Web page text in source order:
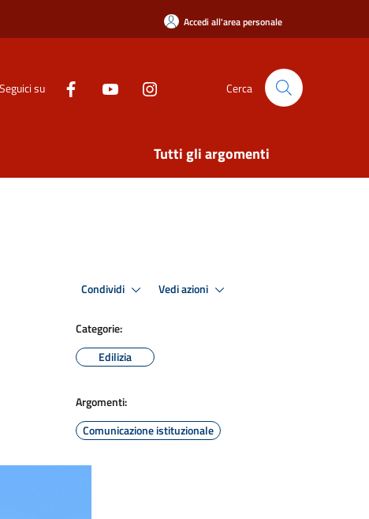
Accedi all'area personale
Seguici su Cerca
Tutti gli argomenti
Condividi Vedi azioni
Categorie:
Edilizia
Argomenti:
Comunicazione istituzionale